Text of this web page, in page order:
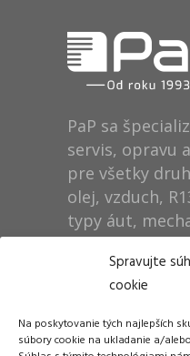
Spravujte
cookie
Na poskytovanie tých najlepších
súbory cookie na ukladanie a/
PaP sa
servis, opravu
pre všetky
olej, vzduch,
typy áut,
technológií,
Dušan Pytel P